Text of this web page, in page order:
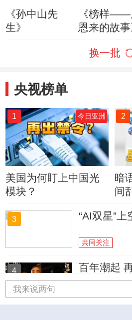
《孙中山先
生》
《榜样——
恩来的故事
换一批
央视榜单
1 今日亚洲
美国为何盯上中国光
模块？
2
暗
间
3 “AI双星”上
共同关注
4 百年潮起
我来说两句